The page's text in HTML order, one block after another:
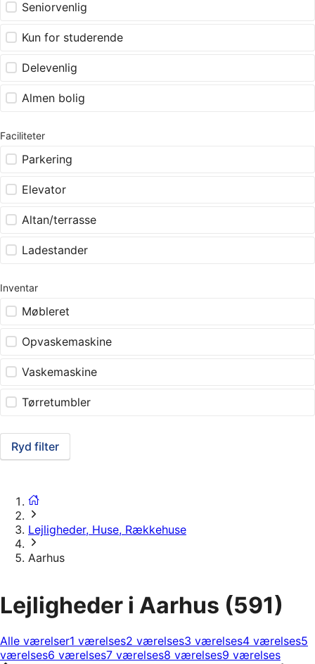
Seniorvenlig
Kun for studerende
Delevenlig
Almen bolig
Faciliteter
Parkering
Elevator
Altan/terrasse
Ladestander
Inventar
Møbleret
Opvaskemaskine
Vaskemaskine
Tørretumbler
Ryd filter
Lejligheder, Huse, Rækkehuse
Aarhus
Lejligheder i Aarhus (591)
Alle værelser1 værelses2 værelses3 værelses4 værelses5
værelses6 værelses7 værelses8 værelses9 værelses